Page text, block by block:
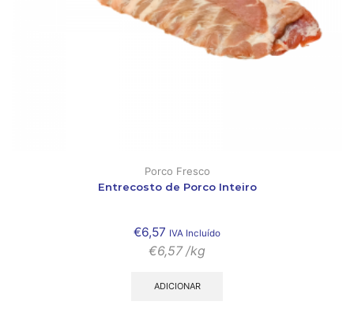
Porco Fresco
Entrecosto de Porco Inteiro
€6,57 IVA Incluído
€6,57 /kg
ADICIONAR